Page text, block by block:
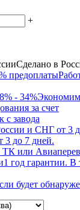
+
Сделано в
за счет
с завода
3 до 7 дней.
ТК или
1 год гарантии.
будет